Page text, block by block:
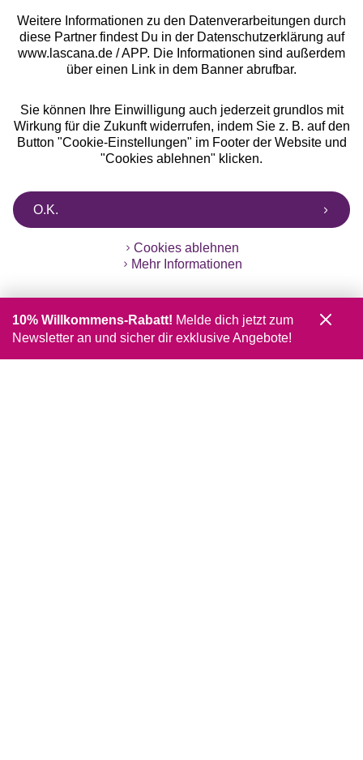
Weitere Informationen zu den Datenverarbeitungen durch
diese Partner findest Du in der Datenschutzerklärung auf
www.lascana.de / APP. Die Informationen sind außerdem
über einen Link in dem Banner abrufbar.
Sie können Ihre Einwilligung auch jederzeit grundlos mit
Wirkung für die Zukunft widerrufen, indem Sie z. B. auf den
Button "Cookie-Einstellungen" im Footer der Website und
"Cookies ablehnen" klicken.
O.K.
Cookies ablehnen
Mehr Informationen
10% Willkommens-Rabatt! Melde dich jetzt zum
Newsletter an und sicher dir exklusive Angebote!